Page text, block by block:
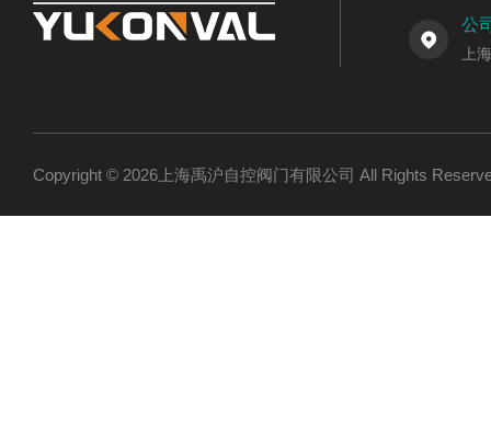
公
上
Copyright © 2026上海禹沪自控阀门有限公司 All Rights